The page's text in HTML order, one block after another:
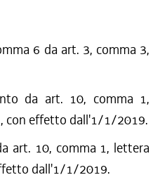
6 da art. 3, comma 3,
da art. 10, comma 1,
con effetto dall'1/1/2019.
art. 10, comma 1, lettera
dall'1/1/2019.